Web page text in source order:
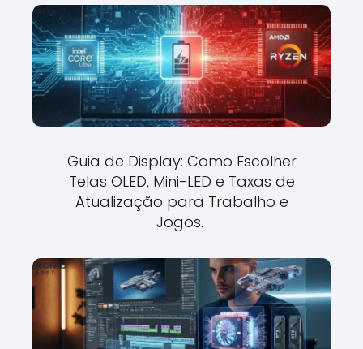
Guia de Display: Como Escolher
Telas OLED, Mini-LED e Taxas de
Atualização para Trabalho e
Jogos.